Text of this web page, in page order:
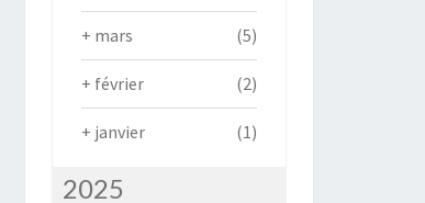
+ mars (5)
+ février (2)
+ janvier (1)
2025